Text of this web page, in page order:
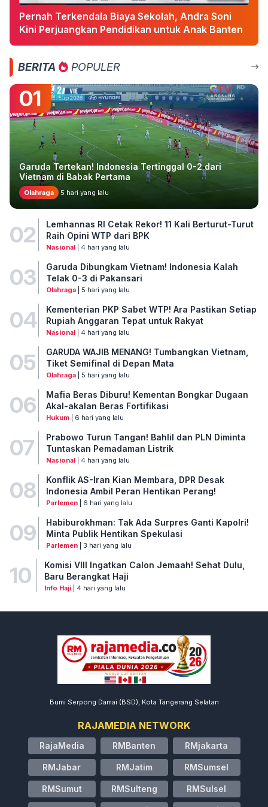
Pernah Terkendala Biaya Sekolah, Andra Soni
Kini Perjuangkan Pendidikan untuk Anak Banten
BERITA POPULER
01
Garuda Tertekan! Indonesia Tertinggal 0-2 dari
Vietnam di Babak Pertama
Olahraga 5 hari yang lalu
02
Lemhannas RI Cetak Rekor! 11 Kali Berturut-Turut
Raih Opini WTP dari BPK
Nasional| 4 hari yang lalu
03
Garuda Dibungkam Vietnam! Indonesia Kalah
Telak 0-3 di Pakansari
Olahraga| 5 hari yang lalu
04
Kementerian PKP Sabet WTP! Ara Pastikan Setiap
Rupiah Anggaran Tepat untuk Rakyat
Nasional| 4 hari yang lalu
05
GARUDA WAJIB MENANG! Tumbangkan Vietnam,
Tiket Semifinal di Depan Mata
Olahraga| 5 hari yang lalu
06
Mafia Beras Diburu! Kementan Bongkar Dugaan
Akal-akalan Beras Fortifikasi
Hukum| 6 hari yang lalu
07
Prabowo Turun Tangan! Bahlil dan PLN Diminta
Tuntaskan Pemadaman Listrik
Nasional| 4 hari yang lalu
08
Konflik AS-Iran Kian Membara, DPR Desak
Indonesia Ambil Peran Hentikan Perang!
Parlemen| 6 hari yang lalu
09
Habiburokhman: Tak Ada Surpres Ganti Kapolri!
Minta Publik Hentikan Spekulasi
Parlemen| 3 hari yang lalu
10
Komisi VIII Ingatkan Calon Jemaah! Sehat Dulu,
Baru Berangkat Haji
Info Haji| 4 hari yang lalu
Bumi Serpong Damai (BSD), Kota Tangerang Selatan
RAJAMEDIA NETWORK
RajaMedia RMBanten RMjakarta
RMJabar RMJatim RMSumsel
RMSumut RMSulteng RMSulsel